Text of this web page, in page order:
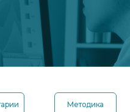
Методика